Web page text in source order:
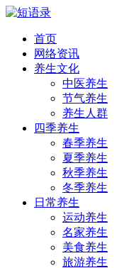
首页
网络资讯
养生文化
中医养生
节气养生
养生人群
四季养生
春季养生
夏季养生
秋季养生
冬季养生
日常养生
运动养生
名家养生
美食养生
旅游养生